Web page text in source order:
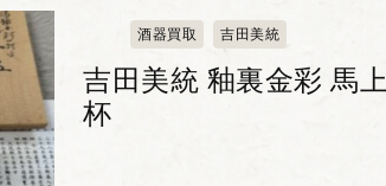
酒器買取 吉田美統
吉田美統 釉裏金彩 馬上
杯